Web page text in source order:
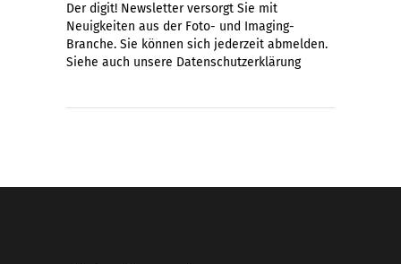
Der digit! Newsletter versorgt Sie mit
Neuigkeiten aus der Foto- und Imaging-
Branche. Sie können sich jederzeit abmelden.
Siehe auch unsere Datenschutzerklärung